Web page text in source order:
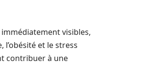
visibles,
l’obésité et le stress
contribuer à une